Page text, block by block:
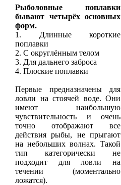
Рыболовные поплавки
бывают четырёх основных
форм.
1. Длинные короткие
поплавки
2. С округлённым телом
3. Для дальнего заброса
4. Плоские поплавки
Первые предназначены для
ловли на стоячей воде. Они
имеют наибольшую
чувствительность и очень
точно отображают все
действия рыбы, не прыгают
на небольших волнах. Такой
тип категорически не
подходит для ловли на
течении (моментально
ложатся).